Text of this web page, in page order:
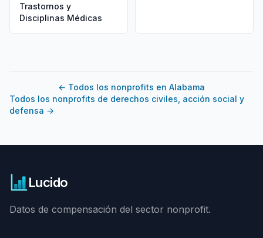
Trastornos y
Disciplinas Médicas
← Todos los nonprofits en Alabama
Todos los nonprofits de derechos civiles, acción social y
defensa →
Lucido
Datos de compensación del sector nonprofit.